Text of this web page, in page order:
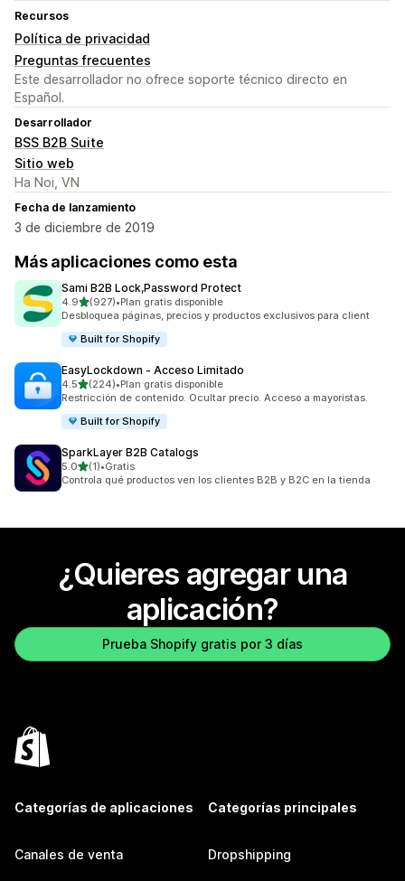
Recursos
Política de privacidad
Preguntas frecuentes
Este desarrollador no ofrece soporte técnico directo en
Español.
Desarrollador
BSS B2B Suite
Sitio web
Ha Noi, VN
Fecha de lanzamiento
3 de diciembre de 2019
Más aplicaciones como esta
Sami B2B Lock,Password Protect
4.9de 5 estrellas
(927)
927 reseñas en total
•Plan gratis disponible
Desbloquea páginas, precios y productos exclusivos para client
Built for Shopify
EasyLockdown ‑ Acceso Limitado
4.5de 5 estrellas
(224)
224 reseñas en total
•Plan gratis disponible
Restricción de contenido. Ocultar precio. Acceso a mayoristas.
Built for Shopify
SparkLayer B2B Catalogs
5.0de 5 estrellas
(1)
1 reseñas en total
•Gratis
Controla qué productos ven los clientes B2B y B2C en la tienda
¿Quieres agregar una
aplicación?
Prueba Shopify gratis por 3 días
Categorías de aplicaciones
Canales de venta
Categorías principales
Dropshipping